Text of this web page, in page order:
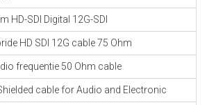
HD-SDI Digital 12G-SDI
HD SDI 12G cable 75 Ohm
frequentie 50 Ohm cable
cable for Audio and Electronic